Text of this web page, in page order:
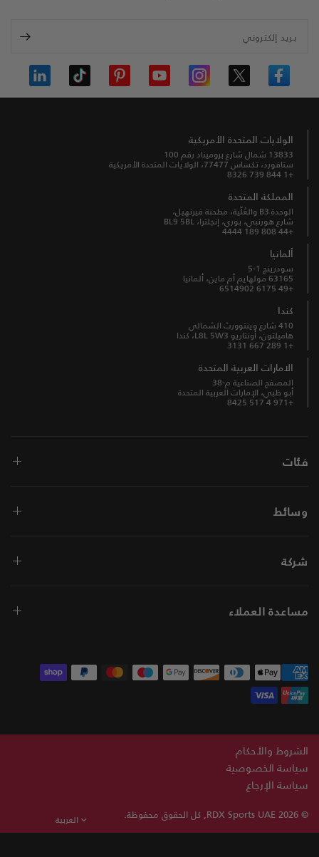
بريد إلكتروني
الولايات المتحدة الأمريكية
13833 شمال شارع بروميناد رقم 100
ستافورد، تكساس 77477، الولايات المتحدة الأمريكية
+1 844 739 8326
المملكة المتحدة
الوحدة B3 والعُلّية، مطحنة فيرنهيل،
شارع هورنبي، بوري، إنجلترا، BL9 5BL
+44 808 189 4444
ألمانيا
سودرينج 1-5
63165 مولهايم أم ماين، ألمانيا
+49 6175 6514902
كندا
410 شارع وينتوورث الشمالي
هاميلتون، أونتاريو L8L 5W3، كندا
+1 289 667 3131
الامارات العربية المتحدة
المصفح الصناعية م-38
أبو ظبي، الإمارات العربية المتحدة
+971 4 517 8425
فئات
وسائط
شركة
مساعدة العملاء
الشروط والأحكام
سياسة الخصوصية
سياسة الإرجاع
© 2026
RDX Sports UAE, كل الحقوق محفوظة.